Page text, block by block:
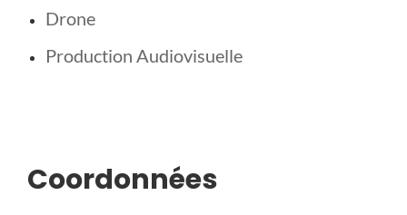
Drone
Production Audiovisuelle
Coordonnées